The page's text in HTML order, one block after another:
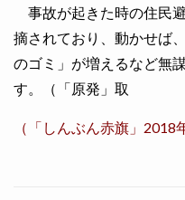
事故が起きた時の住民
摘されており、動かせば
のゴミ」が増えるなど無
す。（「原発」取
（「しんぶん赤旗」2018